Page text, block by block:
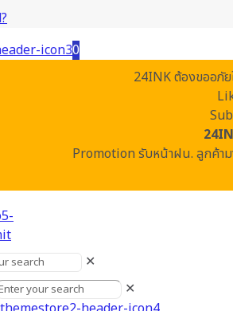
0
24INK ต้องขออภัย
Promotion รับหน้าฝน. ลูกค้า
✕
✕